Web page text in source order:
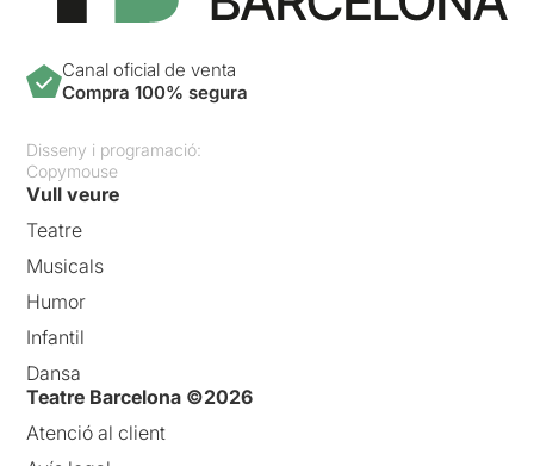
Canal oficial de venta
Compra 100% segura
Disseny i programació:
Copymouse
Vull veure
Teatre
Musicals
Humor
Infantil
Dansa
Teatre Barcelona ©2026
Atenció al client